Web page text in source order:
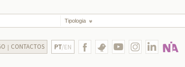
Tipologia
CONTACTOS PT/EN